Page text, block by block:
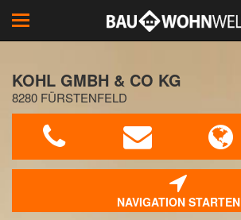
Toggle
navigation
KOHL GMBH & CO KG
8280 FÜRSTENFELD
NAVIGATION STARTEN